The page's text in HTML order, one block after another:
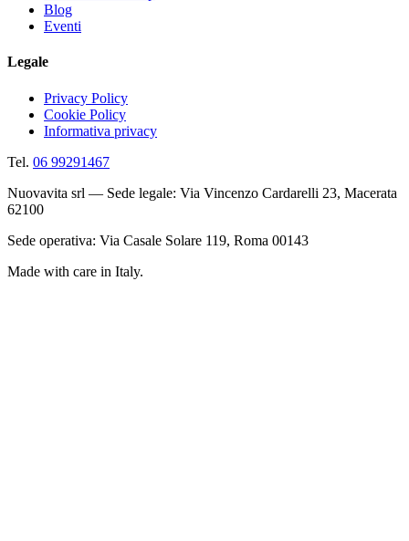
Blog
Eventi
Legale
Privacy Policy
Cookie Policy
Informativa privacy
Tel. 06 99291467
Nuovavita srl — Sede legale: Via Vincenzo Cardarelli 23, Macerata
62100
Sede operativa: Via Casale Solare 119, Roma 00143
Made with care in Italy.